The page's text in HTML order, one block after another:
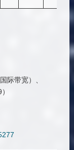
际带宽）、